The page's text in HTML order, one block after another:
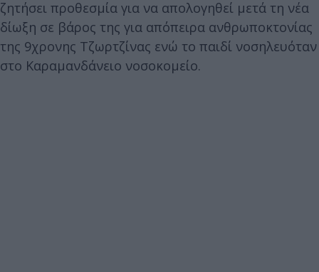
ζητήσει προθεσμία για να απολογηθεί μετά τη νέα
δίωξη σε βάρος της για απόπειρα ανθρωποκτονίας
της 9χρονης Τζωρτζίνας ενώ το παιδί νοσηλευόταν
στο Καραμανδάνειο νοσοκομείο.